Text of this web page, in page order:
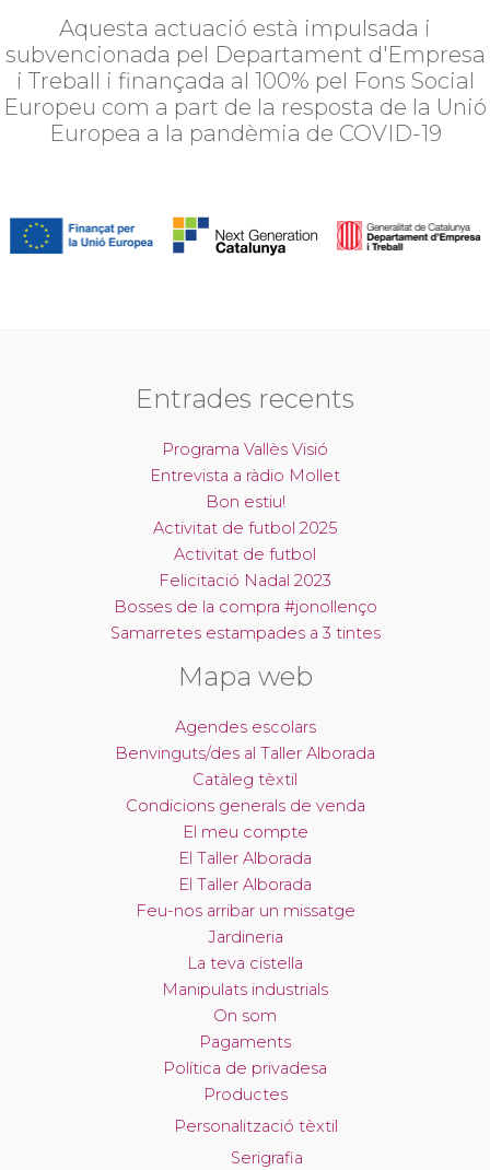
Aquesta actuació està impulsada i
subvencionada pel Departament d'Empresa
i Treball i finançada al 100% pel Fons Social
Europeu com a part de la resposta de la Unió
Europea a la pandèmia de COVID-19
Entrades recents
Programa Vallès Visió
Entrevista a ràdio Mollet
Bon estiu!
Activitat de futbol 2025
Activitat de futbol
Felicitació Nadal 2023
Bosses de la compra #jonollenço
Samarretes estampades a 3 tintes
Mapa web
Agendes escolars
Benvinguts/des al Taller Alborada
Catàleg tèxtil
Condicions generals de venda
El meu compte
El Taller Alborada
El Taller Alborada
Feu-nos arribar un missatge
Jardineria
La teva cistella
Manipulats industrials
On som
Pagaments
Política de privadesa
Productes
Personalització tèxtil
Serigrafia